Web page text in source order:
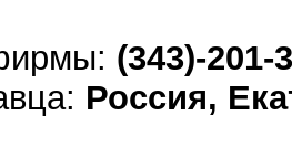
(343)-201-
Россия,